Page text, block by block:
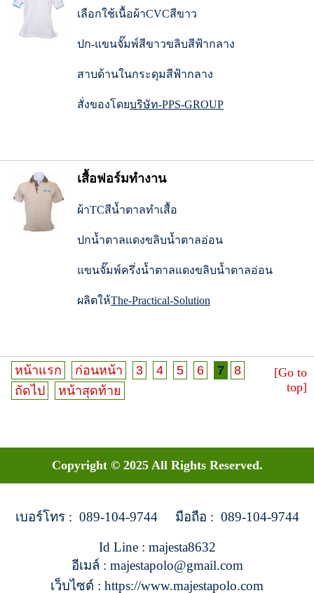
เลือกใช้เนื้อผ้าCVCสีขาว
ปก-แขนจั๊มพ์สีขาวขลิบสีฟ้ากลาง
สาบด้านในกระดุมสีฟ้ากลาง
สั่งของโดยบริษัท-PPS-GROUP
เสื้อฟอร์มทำงาน
ผ้าTCสีน้ำตาลทำเสื้อ
ปกน้ำตาลแดงขลิบน้ำตาลอ่อน
แขนจั๊มพ์ครึ่งน้ำตาลแดงขลิบน้ำตาลอ่อน
ผลิตให้The-Practical-Solution
หน้าแรก ก่อนหน้า 3 4 5 6 7
8
ถัดไป
หน้าสุดท้าย
[Go to
top]
Copyright © 2025 All Rights Reserved.
เบอร์โทร : 089-104-9744 มือถือ : 089-104-9744
Id Line : majesta8632
อีเมล์ : majestapolo@gmail.com
เว็บไซต์ : https://www.majestapolo.com